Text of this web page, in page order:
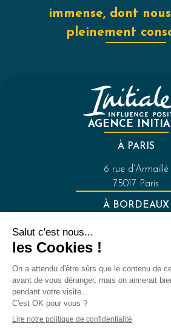
immense, dont
pleinement
AGENCE
À PARIS
6 rue d’Armaillé
75017 Paris
À BORDEAUX
121 rue de la Croix-de-
Mentions
Politique de
bonjour@agence-